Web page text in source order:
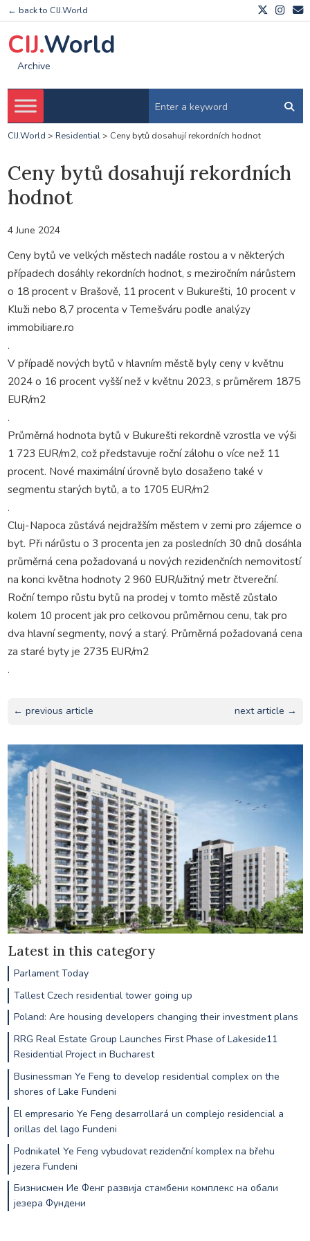
← back to CIJ.World
CIJ.World
Archive
CIJ.World > Residential> Ceny bytů dosahují rekordních hodnot
Ceny bytů dosahují rekordních
hodnot
4 June 2024
Ceny bytů ve velkých městech nadále rostou a v některých
případech dosáhly rekordních hodnot, s meziročním nárůstem
o 18 procent v Brašově, 11 procent v Bukurešti, 10 procent v
Kluži nebo 8,7 procenta v Temešváru podle analýzy
immobiliare.ro
.
V případě nových bytů v hlavním městě byly ceny v květnu
2024 o 16 procent vyšší než v květnu 2023, s průměrem 1875
EUR/m2
.
Průměrná hodnota bytů v Bukurešti rekordně vzrostla ve výši
1 723 EUR/m2, což představuje roční zálohu o více než 11
procent. Nové maximální úrovně bylo dosaženo také v
segmentu starých bytů, a to 1705 EUR/m2
.
Cluj-Napoca zůstává nejdražším městem v zemi pro zájemce o
byt. Při nárůstu o 3 procenta jen za posledních 30 dnů dosáhla
průměrná cena požadovaná u nových rezidenčních nemovitostí
na konci května hodnoty 2 960 EUR/užitný metr čtvereční.
Roční tempo růstu bytů na prodej v tomto městě zůstalo
kolem 10 procent jak pro celkovou průměrnou cenu, tak pro
dva hlavní segmenty, nový a starý. Průměrná požadovaná cena
za staré byty je 2735 EUR/m2
.
← previous article next article →
Latest in this category
Parlament Today
Tallest Czech residential tower going up
Poland: Are housing developers changing their investment plans
RRG Real Estate Group Launches First Phase of Lakeside11
Residential Project in Bucharest
Businessman Ye Feng to develop residential complex on the
shores of Lake Fundeni
El empresario Ye Feng desarrollará un complejo residencial a
orillas del lago Fundeni
Podnikatel Ye Feng vybudovat rezidenční komplex na břehu
jezera Fundeni
Бизнисмен Ие Фенг развија стамбени комплекс на обали
језера Фундени